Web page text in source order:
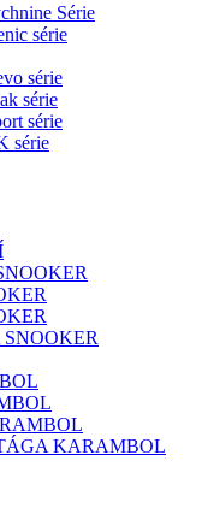
Série
série
série
série
série
série
KARAMBOL